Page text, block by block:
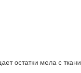
остатки мела с ткани.